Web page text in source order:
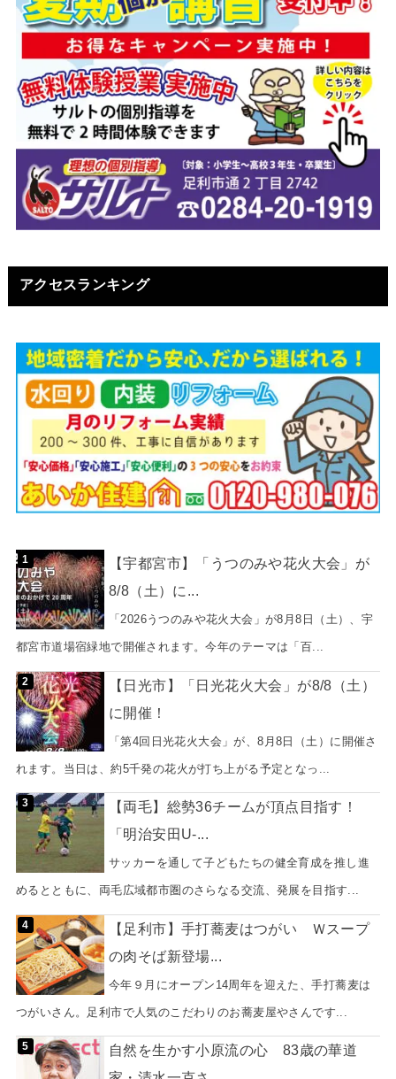
アクセスランキング
【宇都宮市】「うつのみや花火大会」が
8/8（土）に...
「2026うつのみや花火大会」が8月8日（土）、宇
都宮市道場宿緑地で開催されます。今年のテーマは「百...
【日光市】「日光花火大会」が8/8（土）
に開催！
「第4回日光花火大会」が、8月8日（土）に開催さ
れます。当日は、約5千発の花火が打ち上がる予定となっ...
【両毛】総勢36チームが頂点目指す！
「明治安田U-...
サッカーを通して子どもたちの健全育成を推し進
めるとともに、両毛広域都市圏のさらなる交流、発展を目指す...
【足利市】手打蕎麦はつがい Ｗスープ
の肉そば新登場...
今年９月にオープン14周年を迎えた、手打蕎麦は
つがいさん。足利市で人気のこだわりのお蕎麦屋やさんです...
自然を生かす小原流の心 83歳の華道